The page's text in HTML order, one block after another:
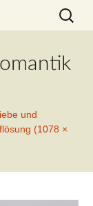
Search
for:
und
(1078 ×